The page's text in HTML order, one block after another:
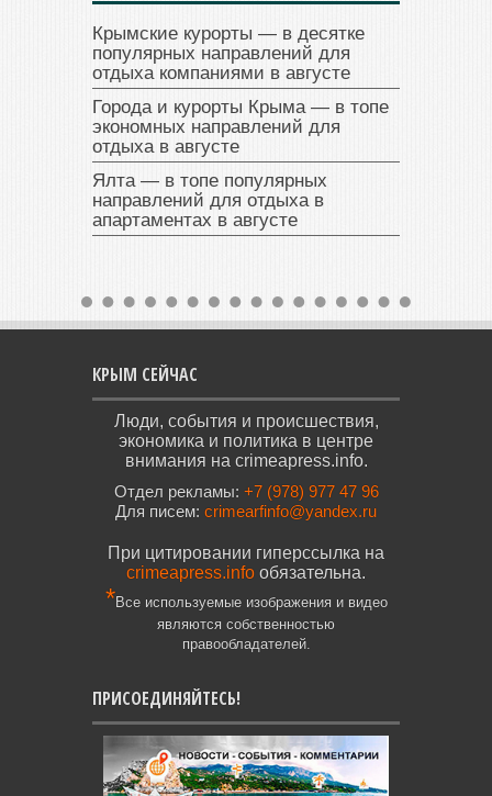
Крымские курорты — в десятке
популярных направлений для
отдыха компаниями в августе
Города и курорты Крыма — в топе
экономных направлений для
отдыха в августе
Ялта — в топе популярных
направлений для отдыха в
апартаментах в августе
КРЫМ СЕЙЧАС
Люди, события и происшествия,
экономика и политика в центре
внимания на crimeapress.info.
Отдел рекламы: +7 (978) 977 47 96
Для писем: crimearfinfo@yandex.ru
При цитировании гиперссылка на
crimeapress.info обязательна.
*Все используемые изображения и видео
являются собственностью
правообладателей.
ПРИСОЕДИНЯЙТЕСЬ!